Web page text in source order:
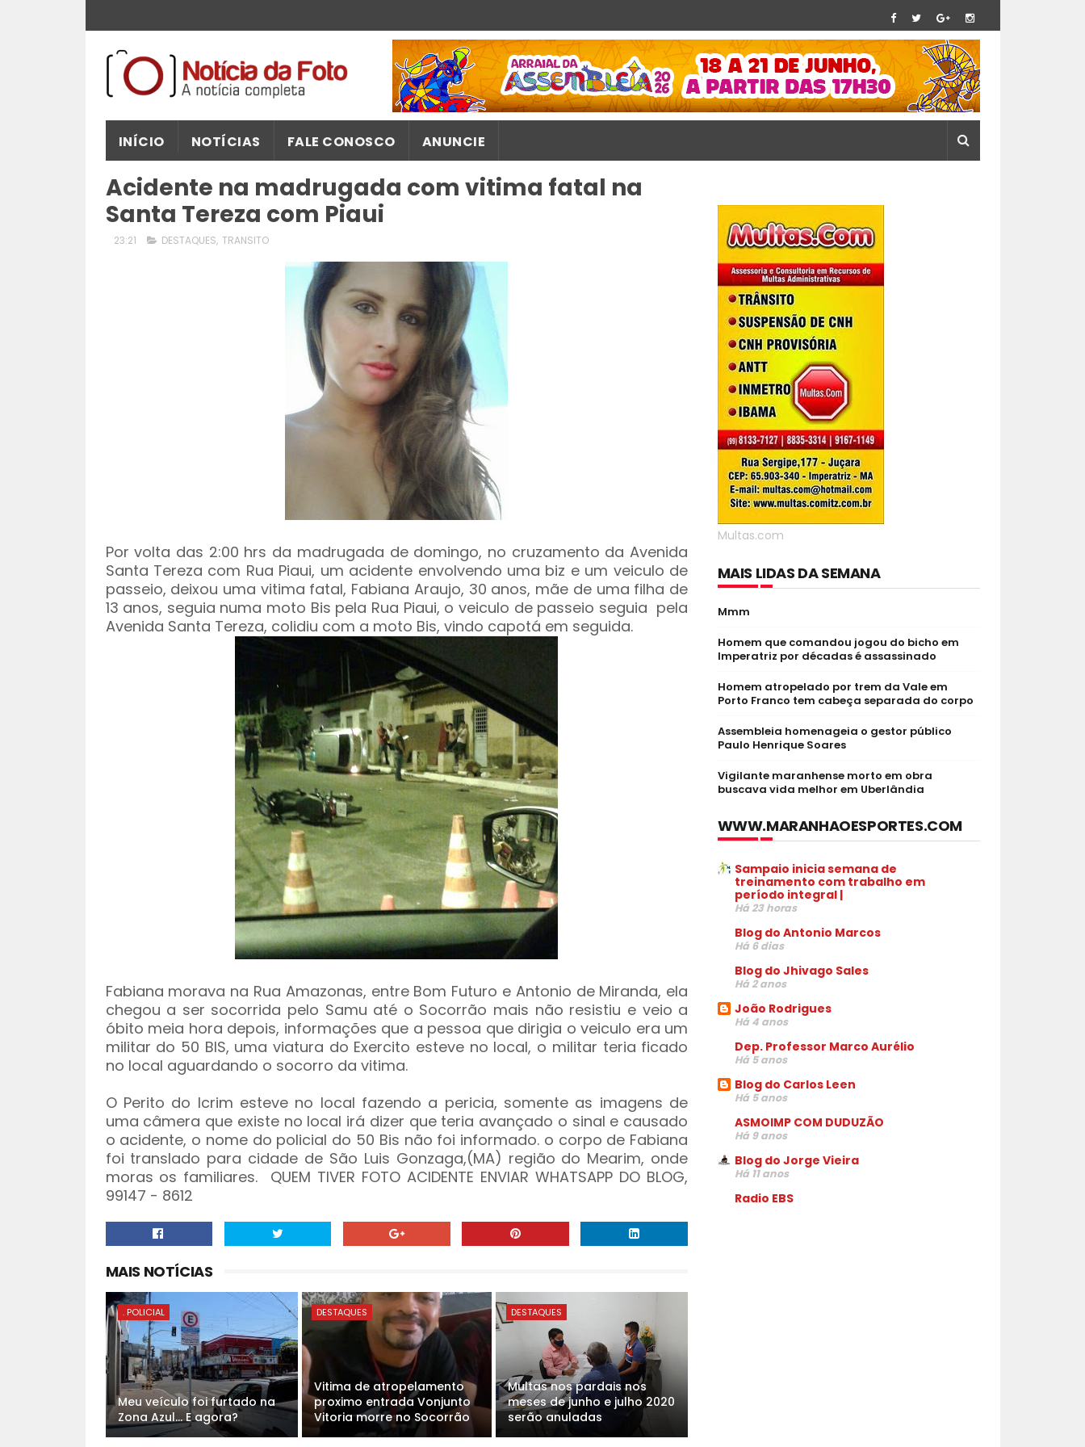
INÍCIO NOTÍCIAS FALE CONOSCO ANUNCIE
Acidente na madrugada com vitima fatal na
Santa Tereza com Piaui
23:21 DESTAQUES, TRANSITO
Por volta das 2:00 hrs da madrugada de domingo, no cruzamento da Avenida
Santa Tereza com Rua Piaui, um acidente envolvendo uma biz e um veiculo de
passeio, deixou uma vitima fatal, Fabiana Araujo, 30 anos, mãe de uma filha de
13 anos, seguia numa moto Bis pela Rua Piaui, o veiculo de passeio seguia pela
Avenida Santa Tereza, colidiu com a moto Bis, vindo capotá em seguida.
Fabiana morava na Rua Amazonas, entre Bom Futuro e Antonio de Miranda, ela
chegou a ser socorrida pelo Samu até o Socorrão mais não resistiu e veio a
óbito meia hora depois, informações que a pessoa que dirigia o veiculo era um
militar do 50 BIS, uma viatura do Exercito esteve no local, o militar teria ficado
no local aguardando o socorro da vitima.
O Perito do Icrim esteve no local fazendo a pericia, somente as imagens de
uma câmera que existe no local irá dizer que teria avançado o sinal e causado
o acidente, o nome do policial do 50 Bis não foi informado. o corpo de Fabiana
foi translado para cidade de São Luis Gonzaga,(MA) região do Mearim, onde
moras os familiares. QUEM TIVER FOTO ACIDENTE ENVIAR WHATSAPP DO BLOG,
99147 - 8612
MAIS NOTÍCIAS
. POLICIAL
Meu veículo foi furtado na
Zona Azul... E agora?
DESTAQUES
Vitima de atropelamento
proximo entrada Vonjunto
Vitoria morre no Socorrão
DESTAQUES
Multas nos pardais nos
meses de junho e julho 2020
serão anuladas
Multas.com
MAIS LIDAS DA SEMANA
Mmm
Homem que comandou jogou do bicho em
Imperatriz por décadas é assassinado
Homem atropelado por trem da Vale em
Porto Franco tem cabeça separada do corpo
Assembleia homenageia o gestor público
Paulo Henrique Soares
Vigilante maranhense morto em obra
buscava vida melhor em Uberlândia
WWW.MARANHAOESPORTES.COM
Sampaio inicia semana de
treinamento com trabalho em
período integral |
Há 23 horas
Blog do Antonio Marcos
Há 6 dias
Blog do Jhivago Sales
Há 2 anos
João Rodrigues
Há 4 anos
Dep. Professor Marco Aurélio
Há 5 anos
Blog do Carlos Leen
Há 5 anos
ASMOIMP COM DUDUZÃO
Há 9 anos
Blog do Jorge Vieira
Há 11 anos
Radio EBS